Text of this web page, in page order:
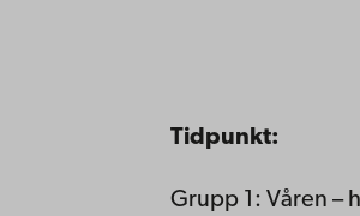
Tidpunkt:
Grupp 1: Våren –